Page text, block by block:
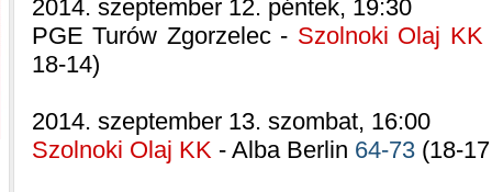
2014. szeptember 12. péntek, 19:30
PGE Turów Zgorzelec - Szolnoki Olaj KK
18-14)
2014. szeptember 13. szombat, 16:00
Szolnoki Olaj KK - Alba Berlin 64-73 (18-